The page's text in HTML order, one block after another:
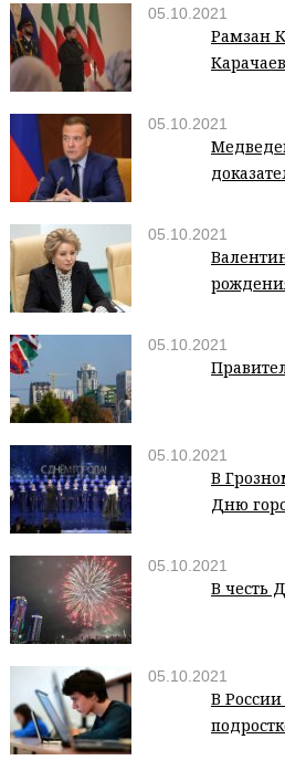
05.10.2021
Рамзан
05.10.2021
05.10.2021
05.10.2021
05.10.2021
В
Дню
05.10.2021
В честь
05.10.2021
В